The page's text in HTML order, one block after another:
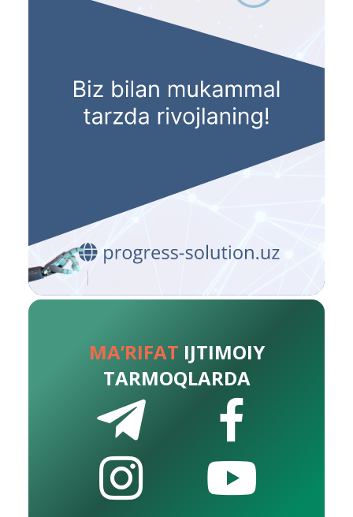
MA’RIFAT IJTIMOIY
TARMOQLARDA